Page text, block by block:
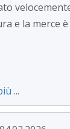
e la merce
...